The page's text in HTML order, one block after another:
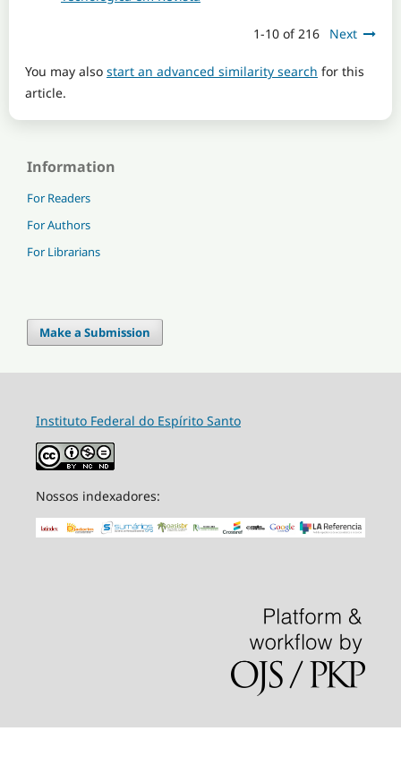
1-10 of 216 Next
You may also start an advanced similarity search for this
article.
Information
For Readers
For Authors
For Librarians
Make a Submission
Instituto Federal do Espírito Santo
Nossos indexadores: